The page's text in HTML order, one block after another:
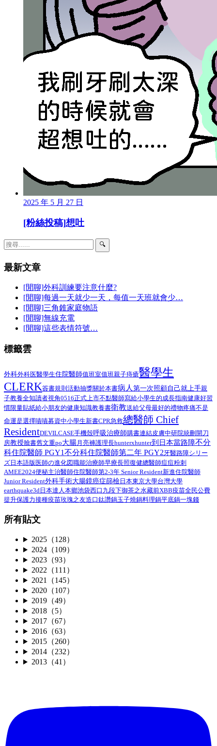
2025 年 5 月 27 日
[粉絲投稿]想吐
🔍
最新文章
[閒聊]外科訓練要注意什麼?
[閒聊]每過一天就少一天，每值一天班就會少…
[閒聊]三角錐家庭物語
[閒聊]無線充電
[閒聊]這些表情符號…
標籤雲
外科外科医醫學生住院醫師值班室值班親子痔瘡醫學生
CLERK簽書規則 活動抽獎關於本書病人 第一次照顧自己就上手親
子教養全知讀者視角0516正式上市不點醫師寫給小學生的成長指南健康好習
慣限量貼紙給小朋友的健康知識教養書衛教送給父母最好的禮物疼痛不是
命運是選擇嘖嘖募資中小學生新書CPR急救總醫師 Chief
ResidentDEVILCASE手機殼呼吸治療師購書連結皮膚中研院統刪 開刀
房教授臉書舊文重po大腸 月亮褲護理長hunterxhunter到日本當路障不分
科住院醫師 PGY1不分科住院醫師第二年 PGY2牙醫路障シリー
ズ日本語版医師の進化図職能治療師早療長照復健總醫師痘痘粉刺
AMEE2024便秘主治醫師住院醫師第2-3年 Senior Resident新進住院醫師
Junior Resident外科手術大腸鏡癌症篩檢 日本東京大學台灣大學
earthquake3d 日本達人本鄉池袋西口 九段下御茶之水藏前XBB疫苗全民公費
提升保護力接種疫苗玫瑰之友造口鈦讚鍋玉子燒鍋料理鍋平底鍋一塊錢
所有貼文
2025（128）
2024（109）
2023（93）
2022（111）
2021（145）
2020（107）
2019（49）
2018（5）
2017（67）
2016（63）
2015（260）
2014（232）
2013（41）